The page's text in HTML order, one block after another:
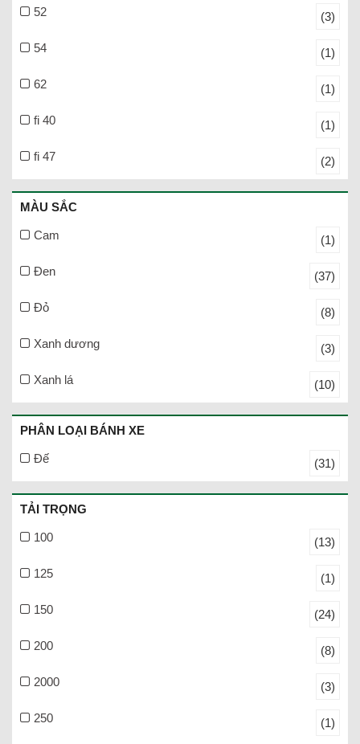
52 (3)
54 (1)
62 (1)
fi 40 (1)
fi 47 (2)
MÀU SẮC
Cam (1)
Đen (37)
Đỏ (8)
Xanh dương (3)
Xanh lá (10)
PHÂN LOẠI BÁNH XE
Đế (31)
TẢI TRỌNG
100 (13)
125 (1)
150 (24)
200 (8)
2000 (3)
250 (1)